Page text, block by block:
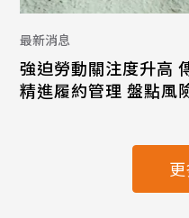
最新消息
強迫勞動關注度升高
精進履約管理 盤點風